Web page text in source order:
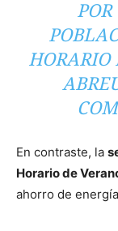
HORARIO
En contraste, la
Horario de
ahorro de